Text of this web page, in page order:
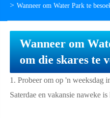
Wanneer om Water Park te
Wanneer om
om die skares te
1. Probeer om op 'n weeksdag
Saterdae en vakansie naweke